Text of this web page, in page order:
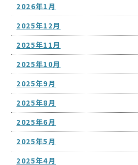
2026年1月
2025年12月
2025年11月
2025年10月
2025年9月
2025年8月
2025年6月
2025年5月
2025年4月